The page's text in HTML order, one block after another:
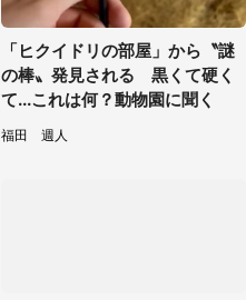
「ヒクイドリの部屋」から〝謎
の棒〟発見される 黒くて硬く
て...これは何？動物園に聞く
福田 週人